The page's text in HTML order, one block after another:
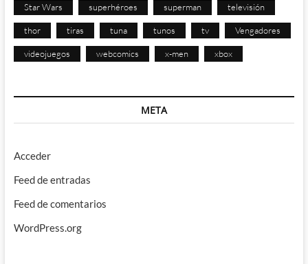
Star Wars superhéroes superman televisión
thor tiras tuna tunos tv Vengadores
videojuegos webcomics x-men xbox
META
Acceder
Feed de entradas
Feed de comentarios
WordPress.org